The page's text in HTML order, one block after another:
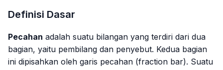
Definisi Dasar
Pecahan adalah suatu bilangan yang terdiri dari dua
bagian, yaitu pembilang dan penyebut. Kedua bagian
ini dipisahkan oleh garis pecahan (fraction bar). Suatu